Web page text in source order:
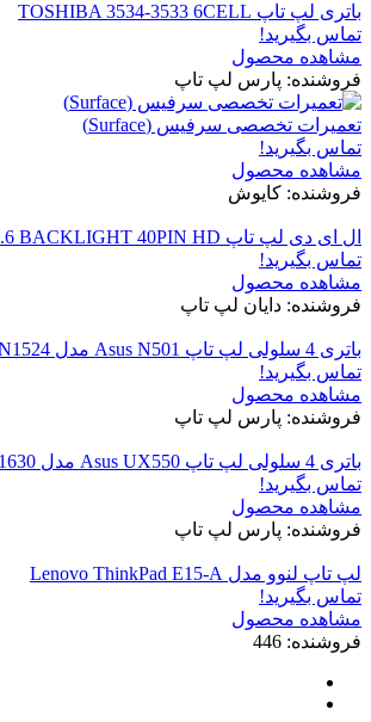
باتری لپ تاپ TOSHIBA 3534-3533 6CELL
تماس بگیرید!
مشاهده محصول
فروشنده: پارس لپ تاپ
تعمیرات تخصصی سرفیس (Surface)
تماس بگیرید!
مشاهده محصول
فروشنده: کایوش
ال ای دی لپ تاپ LED 15.6 BACKLIGHT 40PIN HD
تماس بگیرید!
مشاهده محصول
فروشنده: دایان لپ تاپ
باتری 4 سلولی لپ تاپ Asus N501 مدل C41N1524 | ظرفیت 4900 میلی‌آمپر 15.2 ولت
تماس بگیرید!
مشاهده محصول
فروشنده: پارس لپ تاپ
باتری 4 سلولی لپ تاپ Asus UX550 مدل C42N1630 | ظرفیت 4652 میلی‌آمپر 15.4 ولت
تماس بگیرید!
مشاهده محصول
فروشنده: پارس لپ تاپ
لپ تاپ لنوو مدل Lenovo ThinkPad E15-A
تماس بگیرید!
مشاهده محصول
فروشنده: 446